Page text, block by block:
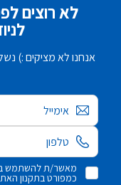
לא רוצים
אנחנו לא מציקים :)
אימייל
מאשר/ת להשתמש
כמפורט בתקנון